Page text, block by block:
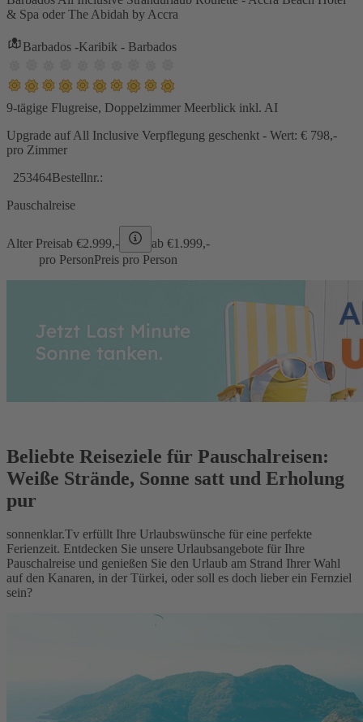
& Spa oder The Abidah by Accra
Barbados -Karibik - Barbados
9-tägige Flugreise, Doppelzimmer Meerblick inkl. AI
Upgrade auf All Inclusive Verpflegung geschenkt - Wert: € 798,-
pro Zimmer
253464Bestellnr.:
Pauschalreise
Alter Preisab €2.999,- ab €1.999,-
pro PersonPreis pro Person
Beliebte Reiseziele für Pauschalreisen:
Weiße Strände, Sonne satt und Erholung
pur
sonnenklar.Tv erfüllt Ihre Urlaubswünsche für eine perfekte
Ferienzeit. Entdecken Sie unsere Urlaubsangebote für Ihre
Pauschalreise und genießen Sie den Urlaub am Strand Ihrer Wahl
auf den Kanaren, in der Türkei, oder soll es doch lieber ein Fernziel
sein?